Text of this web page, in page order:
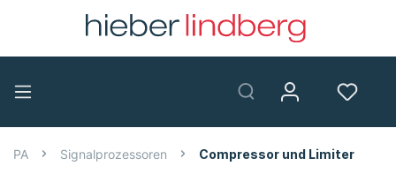
PA Signalprozessoren Compressor und Limiter